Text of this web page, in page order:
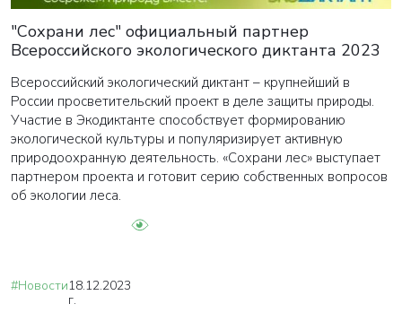
"Сохрани лес" официальный партнер
Всероссийского экологического диктанта 2023
Всероссийский экологический диктант – крупнейший в
России просветительский проект в деле защиты природы.
Участие в Экодиктанте способствует формированию
экологической культуры и популяризирует активную
природоохранную деятельность. «Сохрани лес» выступает
партнером проекта и готовит серию собственных вопросов
об экологии леса.
#Новости18.12.2023
г.
ВАША ЗАЯВКА ОТПРАВЛЕНА
в ближайшее время наши менеджеры
Закрыть